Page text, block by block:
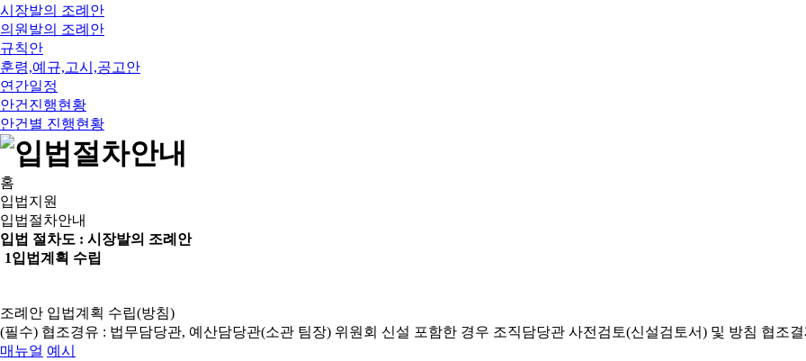
시장발의 조례안
의원발의 조례안
규칙안
훈령,예규,고시,공고안
연간일정
안건진행현황
안건별 진행현황
홈
입법지원
입법절차안내
입법 절차도 : 시장발의 조례안
1입법계획 수립
조례안 입법계획 수립(방침)
(필수) 협조경유 : 법무담당관, 예산담당관(소관 팀장) 위원회 신설 포함한 경우 조직담당관 사전검토(신설검토서) 및 방침 협조
매뉴얼 예시